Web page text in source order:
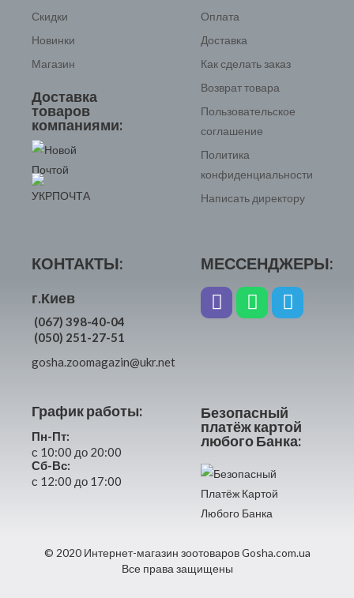
Скидки
Новинки
Магазин
Доставка
товаров
компаниями:
Оплата
Доставка
Как сделать заказ
Возврат товара
Пользовательское
соглашение
Политика
конфиденциальности
Написать директору
КОНТАКТЫ:
г.Киев
(067) 398-40-04
(050) 251-27-51
gosha.zoomagazin@ukr.net
График работы:
Пн-Пт:
с 10:00 до 20:00
Сб-Вс:
с 12:00 до 17:00
МЕССЕНДЖЕРЫ:
Безопасный
платёж картой
любого Банка:
© 2020 Интернет-магазин зоотоваров Gosha.com.ua
Все права защищены